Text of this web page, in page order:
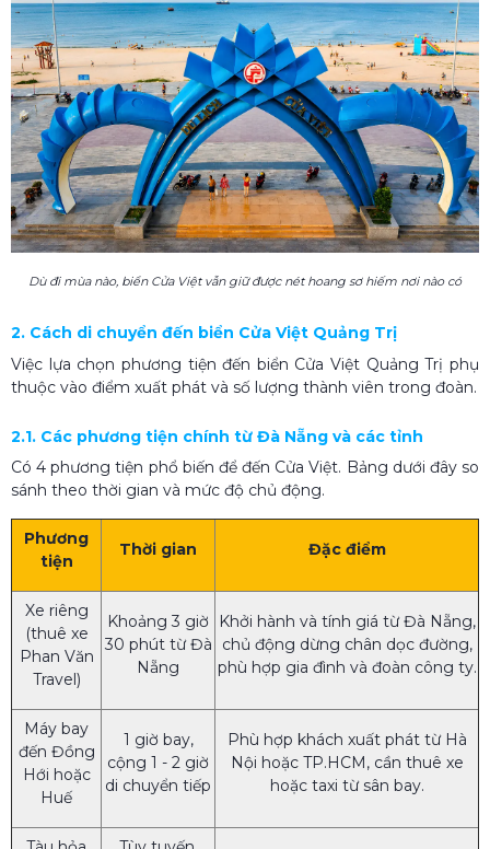
Dù đi mùa nào, biển Cửa Việt vẫn giữ được nét hoang sơ hiếm nơi nào có
2. Cách di chuyển đến biển Cửa Việt Quảng Trị
Việc lựa chọn phương tiện đến biển Cửa Việt Quảng Trị phụ
thuộc vào điểm xuất phát và số lượng thành viên trong đoàn.
2.1. Các phương tiện chính từ Đà Nẵng và các tỉnh
Có 4 phương tiện phổ biến để đến Cửa Việt. Bảng dưới đây so
sánh theo thời gian và mức độ chủ động.
Phương
tiện
Thời gian Đặc điểm
Xe riêng
(thuê xe
Phan Văn
Travel)
Khoảng 3 giờ
30 phút từ Đà
Nẵng
Khởi hành và tính giá từ Đà Nẵng,
chủ động dừng chân dọc đường,
phù hợp gia đình và đoàn công ty.
Máy bay
đến Đồng
Hới hoặc
Huế
1 giờ bay,
cộng 1 - 2 giờ
di chuyển tiếp
Phù hợp khách xuất phát từ Hà
Nội hoặc TP.HCM, cần thuê xe
hoặc taxi từ sân bay.